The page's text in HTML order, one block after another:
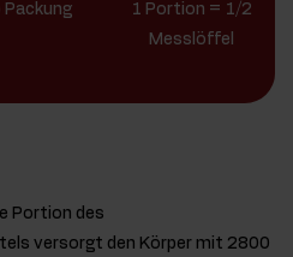
Packung
1 Portion = 1/2
Messlöffel
Portion des
versorgt den Körper mit 2800